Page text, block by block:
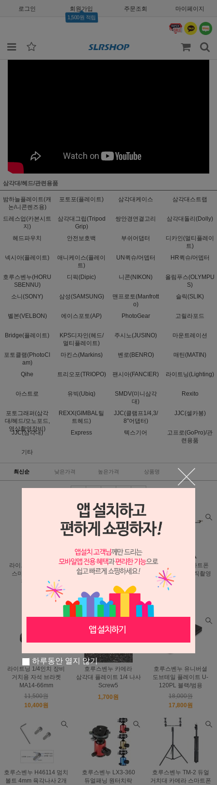
로그인 회원가입
1,500원 적립
주문조회 마이페이지
삼각대/헤드/관련용품
밤하늘플레이트(캐
논/니콘렌즈용)
포토포(플레이트) 삼각대케이스 삼각대스트랩
드레스업(카본시트
지)
삼각대그립(Tripod
Grip)
쌍안경연결고리 삼각대돌리(Dolly)
헤드파우치 안전보호백 부쉬어댑터
디카인(멀티플레이
트)
넥시아(플레이트)
애니케이스(플레이
트)
UN퀵슈/어뎁터 HR퀵슈/어뎁터
호루스벤누(HORU
SBENNU)
디픽(Dipic) 니콘(NIKON)
올림푸스(OLYMPU
S)
소니(SONY)
삼성(SAMSUNG)
맨프로토(Manfrott
o)
슬릭(SLIK)
벨본(VELBON) 에이스포토(AP) PhotoGear 고릴라포드
Bridge(플레이트)
KPS디자인(헤드/
멀티플레이트)
주시노(JUSINO) 마운트레이션
포토클램(PhotoCl
am)
마킨스(Markins) 벤로(BENRO) 매틴(MATIN)
Qihe 트리오포(TRIOPO) 팬시아(FANCIER) 라이트닝(Lighting)
아스트로 유빅(Ubiq)
SMDV(미니삼각
대)
Rexito
포토그래퍼(삼각
대/헤드/모노포드,
영상촬영장비)
REXX(GIMBAL틸
트헤드)
JJC(클램프1/4,3/
8"어댑터)
JJC(셀카봉)
JJC(삼각대) Express 텍스기어
고프로(GoPro)/관
련용품
기타
최신순 낮은가격 높은가격 상품명
라이트닝 F14 태블릿
스마트폰 조명 클립
접이식 집게
5,000원
라이트닝 BK-43 콜드슈
브라켓 핫슈마운트
5,000원
4,500원
라이트닝 K4 스마트폰
스탠드 거치대 수직촬영
삼각대
15,200원
라이트닝 1/4인치 장비
거치용 자석 브라켓
MA14-66mm
11,500원
10,400원
호루스벤누 카메라
삼각대 플레이트 1/4 나사
Screw5
1,700원
호루스벤누 유니버셜
도브테일 플레이트 U-
120PL 블랙/범용
18,000원
17,800원
호루스벤누 H46114 멈치
볼트 4mm 육각나사 2개
호루스벤누 LX3-360
듀얼패닝 원터치락
호루스벤누 TM-2 듀얼
거치대 카메라 스마트폰
하루동안 열지 않기